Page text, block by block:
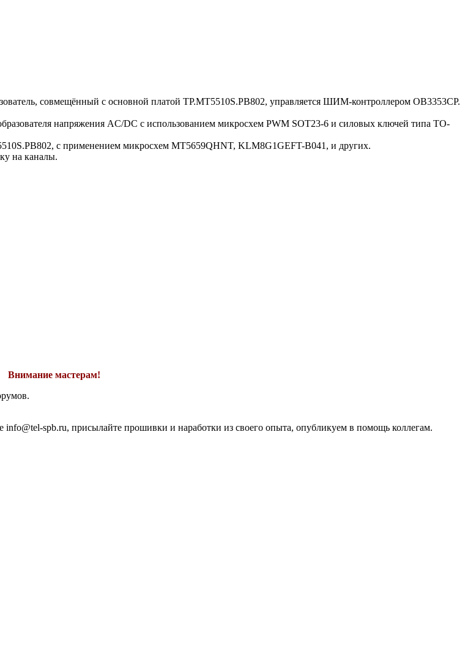
совмещённый с основной платой TP.MT5510S.PB802, управляется ШИМ-контроллером OB3353CP.
напряжения AC/DC c использованием микросхем PWM SOT23-6 и силовых ключей типа TO-
с применением микросхем MT5659QHNT, KLM8G1GEFT-B041, и других.
на каналы.
Внимание мастерам!
spb.ru, присылайте прошивки и наработки из своего опыта, опубликуем в помощь коллегам.